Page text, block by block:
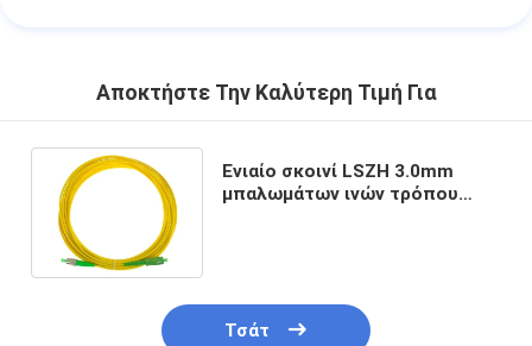
Αποκτήστε Την Καλύτερη Τιμή Για
Ενιαίο σκοινί LSZH 3.0mm
μπαλωμάτων ινών τρόπου
Τσάτ